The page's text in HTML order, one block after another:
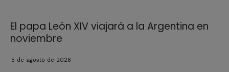
El papa León XIV viajará a la Argentina en
noviembre
5 de agosto de 2026